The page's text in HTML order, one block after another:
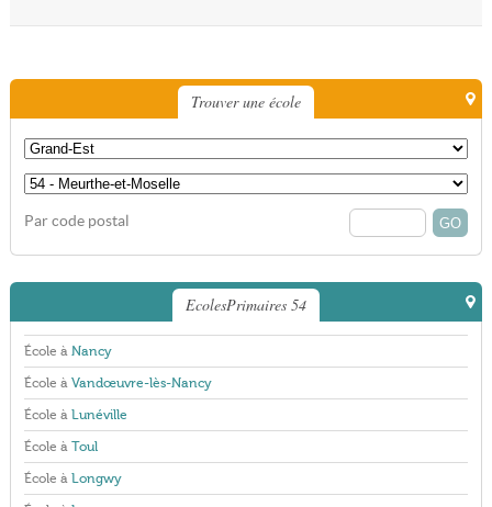
Trouver une école
Par code postal
EcolesPrimaires 54
École à Nancy
École à Vandœuvre-lès-Nancy
École à Lunéville
École à Toul
École à Longwy